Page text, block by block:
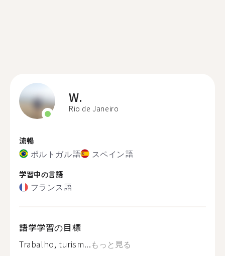
W.
Rio de Janeiro
流暢
ポルトガル語 スペイン語
学習中の言語
フランス語
語学学習の目標
Trabalho, turism...もっと見る